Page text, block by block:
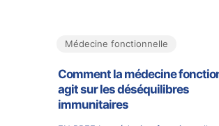
Médecine fonctionnelle
Comment la médecine
agit sur les déséquilibres
immunitaires